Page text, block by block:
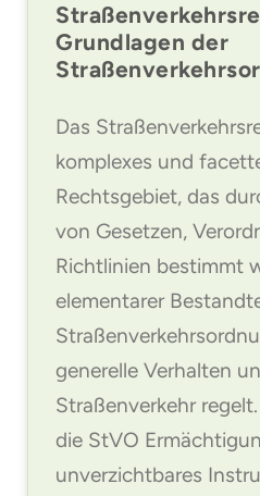
Grundlagen der
Das
komplexes und
Rechtsgebiet, das
von Gesetzen,
Richtlinien bestimmt
elementarer
generelle Verhalten
Straßenverkehr
die StVO
unverzichtbares